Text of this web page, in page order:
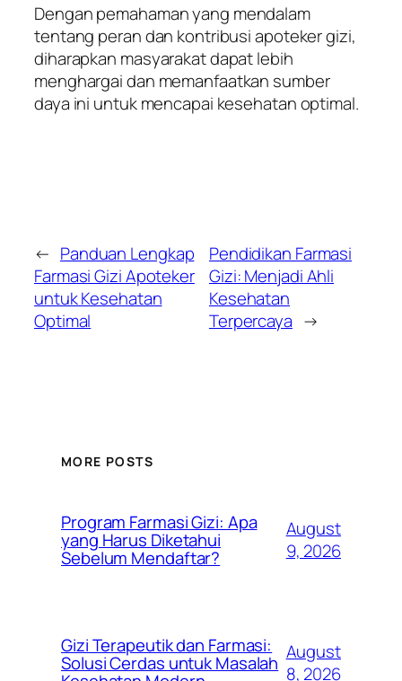
Dengan pemahaman yang mendalam
tentang peran dan kontribusi apoteker gizi,
diharapkan masyarakat dapat lebih
menghargai dan memanfaatkan sumber
daya ini untuk mencapai kesehatan optimal.
← Panduan Lengkap
Farmasi Gizi Apoteker
untuk Kesehatan
Optimal
Pendidikan Farmasi
Gizi: Menjadi Ahli
Kesehatan
Terpercaya →
MORE POSTS
Program Farmasi Gizi: Apa
yang Harus Diketahui
Sebelum Mendaftar?
August
9, 2026
Gizi Terapeutik dan Farmasi:
Solusi Cerdas untuk Masalah August
8, 2026